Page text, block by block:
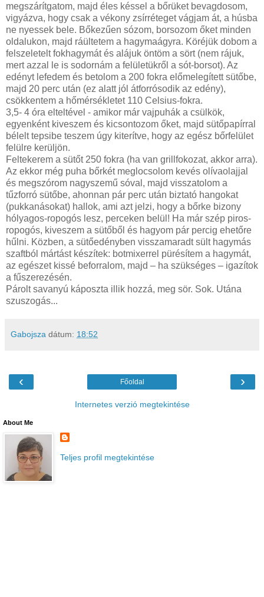
megszárítgatom, majd éles késsel a bőrüket bevagdosom,
vigyázva, hogy csak a vékony zsírréteget vágjam át, a húsba
ne nyessek bele. Bőkezűen sózom, borsozom őket minden
oldalukon, majd ráültetem a hagymaágyra. Köréjük dobom a
felszeletelt fokhagymát és alájuk öntöm a sört (nem rájuk,
mert azzal le is sodornám a felületükről a sót-borsot). Az
edényt lefedem és betolom a 200 fokra előmelegített sütőbe,
majd 20 perc után (ez alatt jól átforrósodik az edény),
csökkentem a hőmérsékletet 110 Celsius-fokra.
3,5- 4 óra elteltével - amikor már vajpuhák a csülkök,
egyenként kiveszem és kicsontozom őket, majd sütőpapírral
bélelt tepsibe teszem úgy kiterítve, hogy az egész bőrfelület
felülre kerüljön.
Feltekerem a sütőt 250 fokra (ha van grillfokozat, akkor arra).
Az ekkor még puha bőrkét meglocsolom kevés olívaolajjal
és megszórom nagyszemű sóval, majd visszatolom a
tűzforró sütőbe, ahonnan pár perc után biztató hangokat
(pukkanásokat) hallok, ami azt jelzi, hogy a bőrke bizony
hólyagos-ropogós lesz, perceken belül! Ha már szép piros-
ropogós, kiveszem a sütőből és hagyom pár percig ehetőre
hűlni. Közben, a sütőedényben visszamaradt sült hagymás
szaftból mártást készítek: botmixerrel pürésítem a hagymát,
az egészet kissé beforralom, majd – ha szükséges – igazítok
a fűszerezésén.
Párolt savanyú káposzta illik hozzá, meg sör. Sok. Utána
szuszogás...
Gabojsza dátum: 18:52
‹ ›
Főoldal
Internetes verzió megtekintése
About Me
Teljes profil megtekintése